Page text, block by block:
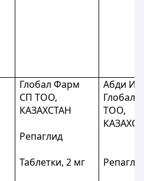
Глобал Фарм
СП ТОО,
КАЗАХСТАН
Репаглид
Таблетки, 2 мг
Абди
Глобал
ТОО,